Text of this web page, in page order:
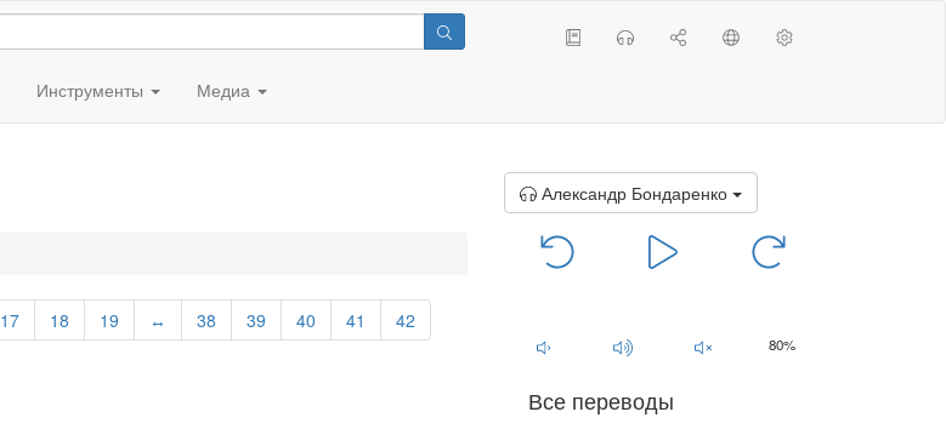
Инструменты Медиа
17 18 19 ↔ 38 39 40 41 42
Александр Бондаренко
80%
Все переводы